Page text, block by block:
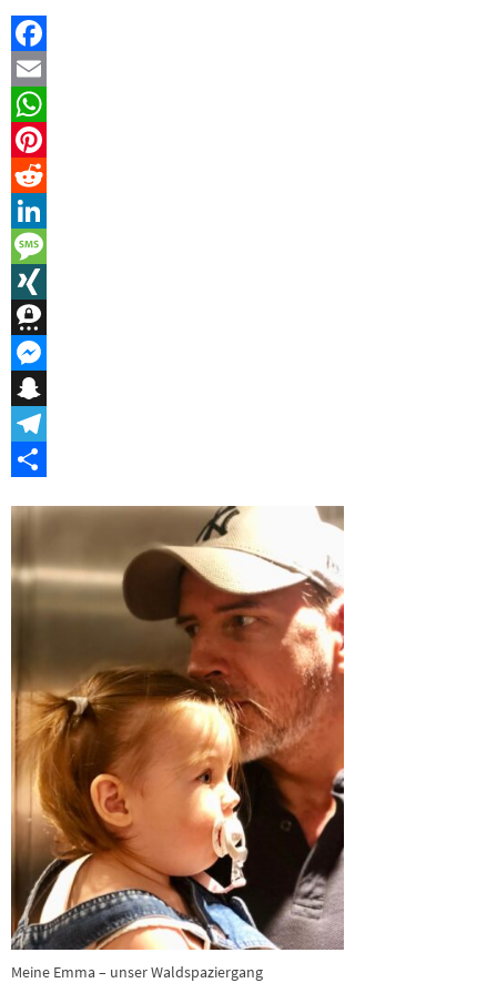
Facebook
Email
WhatsApp
Pinterest
Reddit
LinkedIn
Message
XING
Threema
Messenger
Snapchat
Telegram
Meine Emma – unser Waldspaziergang